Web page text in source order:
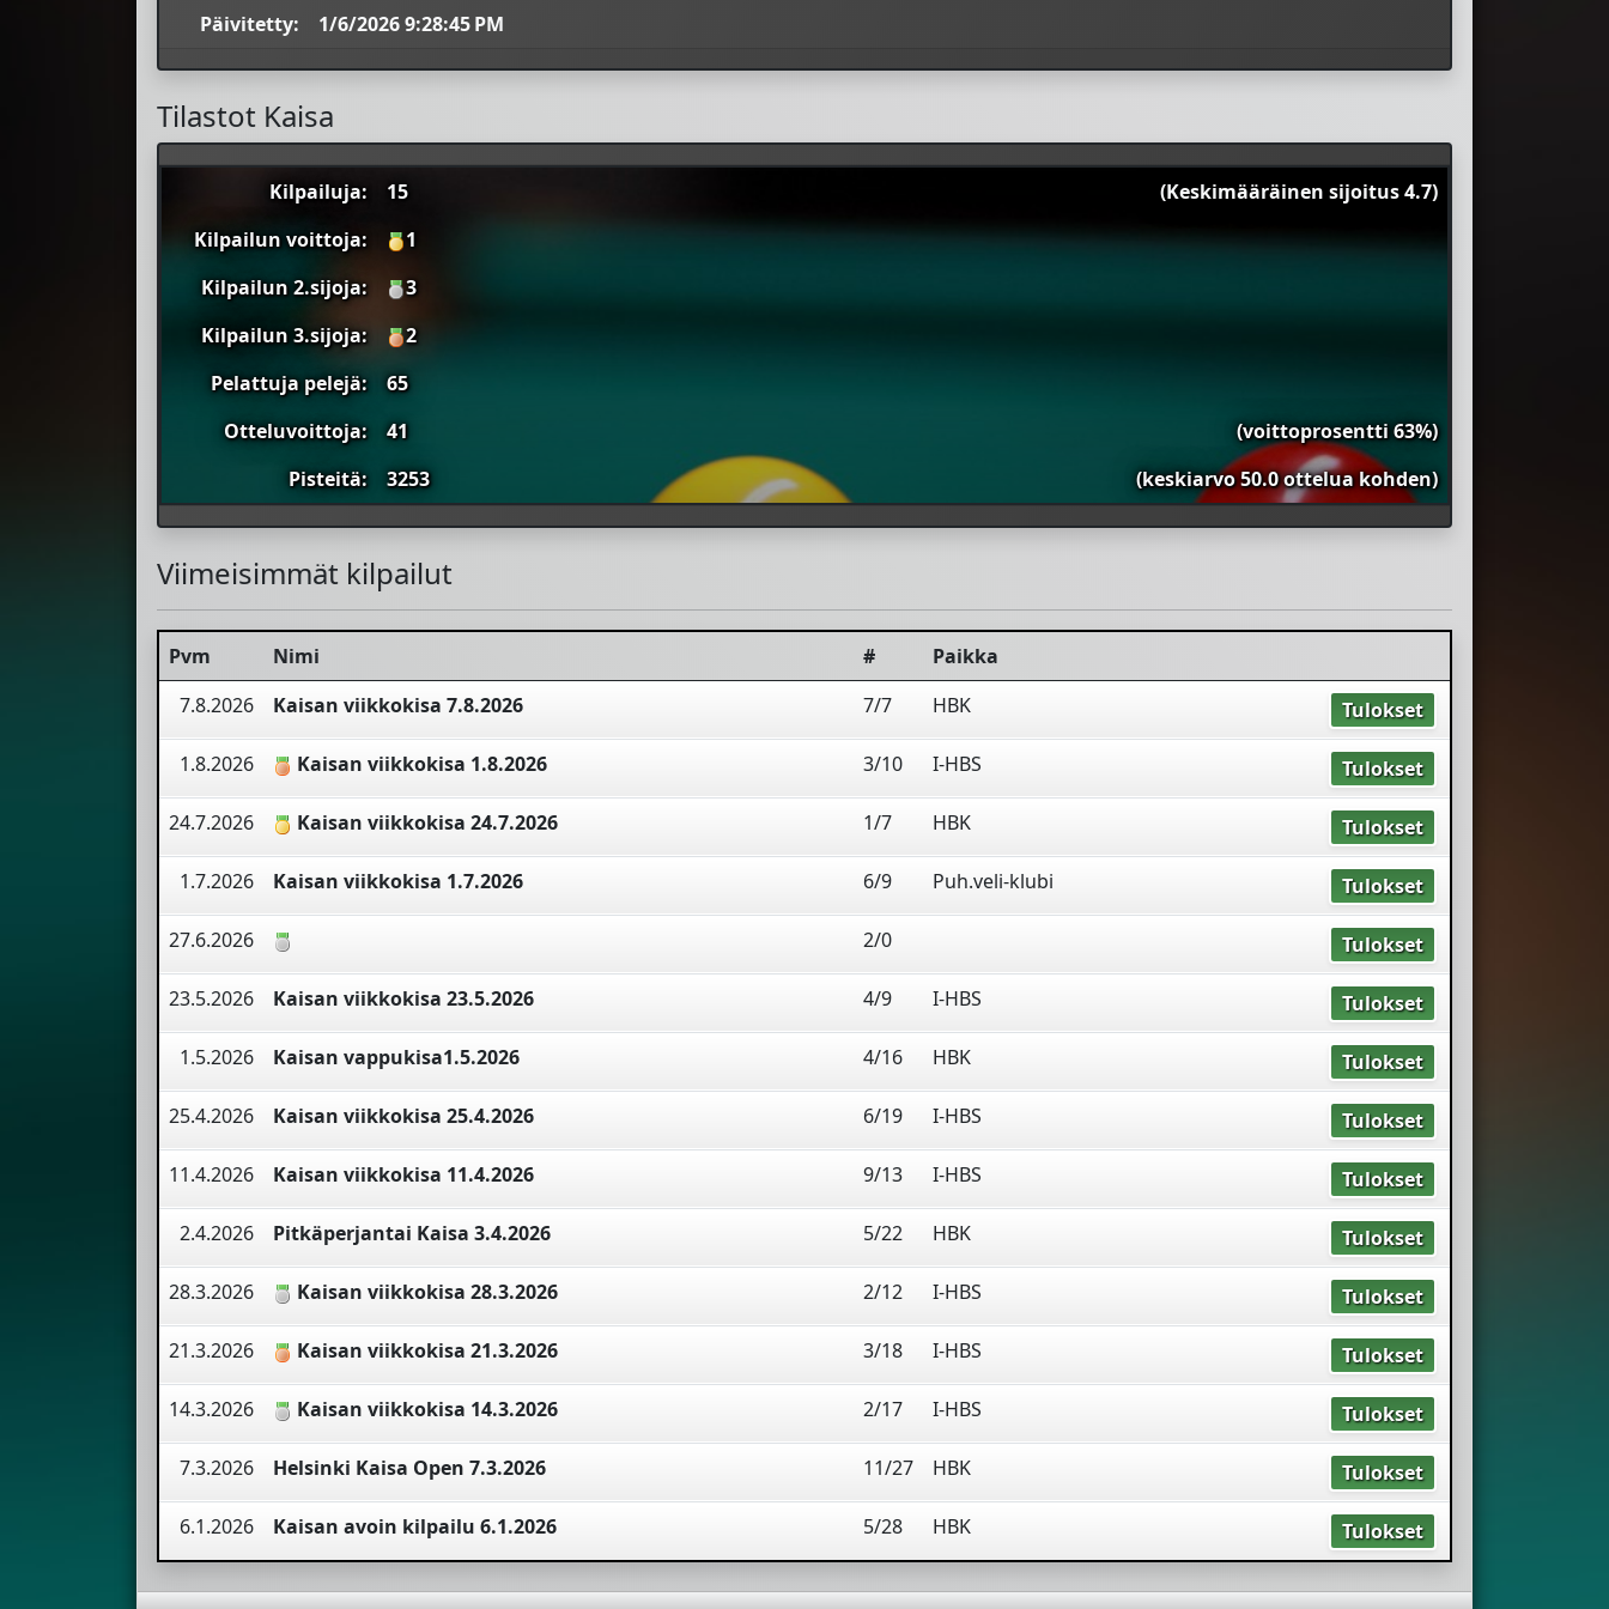
Päivitetty: 1/6/2026 9:28:45 PM
Tilastot Kaisa
Kilpailuja: 15
(Keskimääräinen sijoitus 4.7)
Kilpailun voittoja:
1
Kilpailun 2.sijoja:
3
Kilpailun 3.sijoja:
2
Pelattuja pelejä:
65
Otteluvoittoja:
41
(voittoprosentti 63%)
Pisteitä:
3253 (keskiarvo 50.0 ottelua kohden)
Viimeisimmät kilpailut
Pvm Nimi #
Paikka
7.8.2026
Kaisan viikkokisa 7.8.2026 7/7 HBK Tulokset
1.8.2026 Kaisan viikkokisa 1.8.2026 3/10 I-HBS Tulokset
24.7.2026 Kaisan viikkokisa 24.7.2026 1/7 HBK Tulokset
1.7.2026 Kaisan viikkokisa 1.7.2026 6/9 Puh.veli-klubi Tulokset
27.6.2026 2/0 Tulokset
23.5.2026 Kaisan viikkokisa 23.5.2026 4/9 I-HBS Tulokset
1.5.2026 Kaisan vappukisa1.5.2026 4/16 HBK Tulokset
25.4.2026 Kaisan viikkokisa 25.4.2026 6/19 I-HBS Tulokset
11.4.2026 Kaisan viikkokisa 11.4.2026 9/13 I-HBS Tulokset
2.4.2026 Pitkäperjantai Kaisa 3.4.2026 5/22 HBK Tulokset
28.3.2026 Kaisan viikkokisa 28.3.2026 2/12 I-HBS Tulokset
21.3.2026 Kaisan viikkokisa 21.3.2026 3/18 I-HBS Tulokset
14.3.2026 Kaisan viikkokisa 14.3.2026 2/17 I-HBS Tulokset
7.3.2026 Helsinki Kaisa Open 7.3.2026 11/27 HBK Tulokset
6.1.2026 Kaisan avoin kilpailu 6.1.2026 5/28 HBK Tulokset